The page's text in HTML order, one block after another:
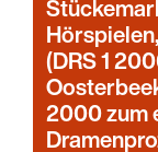
(DRS 1
2000 zum